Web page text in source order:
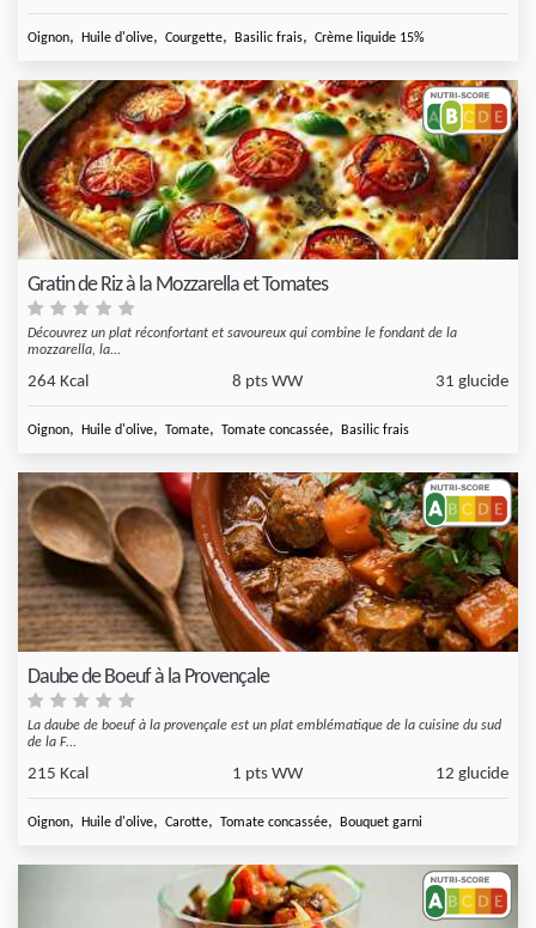
Oignon, Huile d'olive, Courgette, Basilic frais, Crème liquide 15%
Gratin de Riz à la Mozzarella et Tomates
Découvrez un plat réconfortant et savoureux qui combine le fondant de la
mozzarella, la...
264 Kcal 8 pts WW 31 glucide
Oignon, Huile d'olive, Tomate, Tomate concassée, Basilic frais
Daube de Boeuf à la Provençale
La daube de boeuf à la provençale est un plat emblématique de la cuisine du sud
de la F...
215 Kcal 1 pts WW 12 glucide
Oignon, Huile d'olive, Carotte, Tomate concassée, Bouquet garni